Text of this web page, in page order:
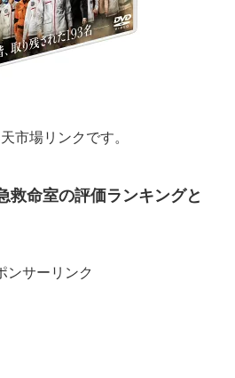
市場リンクです。
命室の評価ランキングと
ンサーリンク